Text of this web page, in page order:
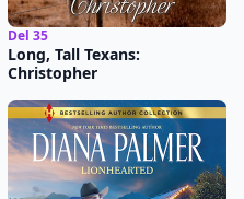
Del 35
Long, Tall Texans:
Christopher